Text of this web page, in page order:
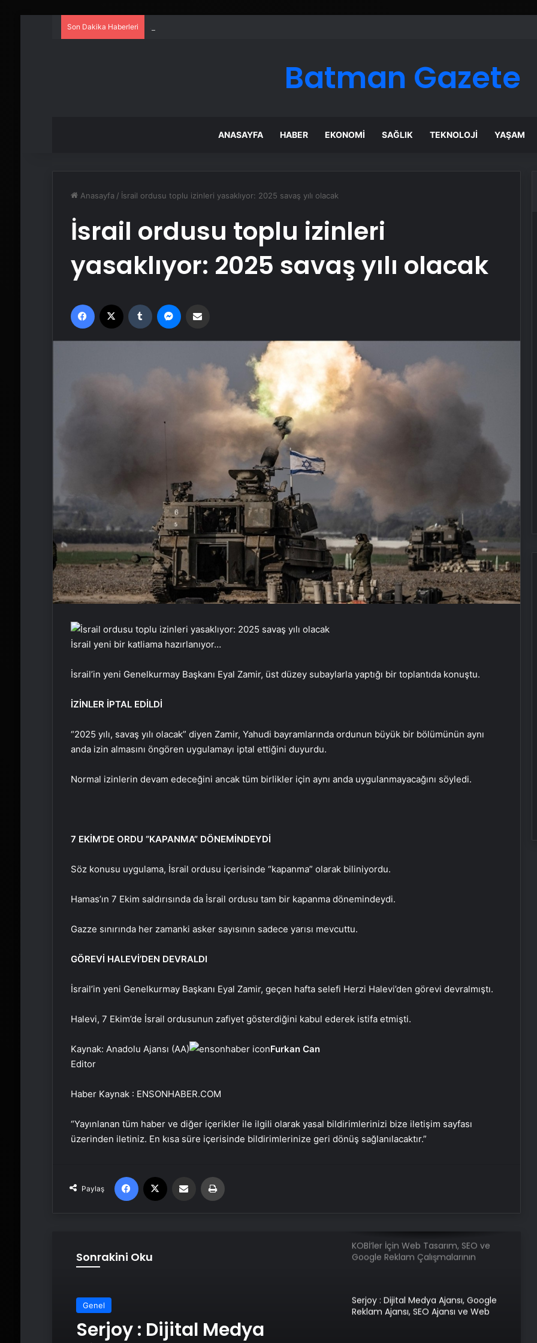
Son Dakika Haberleri
Batman Gazete
ANASAYFA HABER EKONOMI SAĞLIK TEKNOLOJI YAŞAM
Anasayfa / İsrail ordusu toplu izinleri yasaklıyor: 2025 savaş yılı olacak
İsrail ordusu toplu izinleri
yasaklıyor: 2025 savaş yılı olacak
Facebook Tumblr
İsrail yeni bir katliama hazırlanıyor…
İsrail’in yeni Genelkurmay Başkanı Eyal Zamir, üst düzey subaylarla yaptığı bir toplantıda konuştu.
İZİNLER İPTAL EDİLDİ
“2025 yılı, savaş yılı olacak” diyen Zamir, Yahudi bayramlarında ordunun büyük bir bölümünün aynı
anda izin almasını öngören uygulamayı iptal ettiğini duyurdu.
Normal izinlerin devam edeceğini ancak tüm birlikler için aynı anda uygulanmayacağını söyledi.
7 EKİM’DE ORDU “KAPANMA” DÖNEMİNDEYDİ
Söz konusu uygulama, İsrail ordusu içerisinde “kapanma” olarak biliniyordu.
Hamas’ın 7 Ekim saldırısında da İsrail ordusu tam bir kapanma dönemindeydi.
Gazze sınırında her zamanki asker sayısının sadece yarısı mevcuttu.
GÖREVİ HALEVİ’DEN DEVRALDI
İsrail’in yeni Genelkurmay Başkanı Eyal Zamir, geçen hafta selefi Herzi Halevi’den görevi devralmıştı.
Halevi, 7 Ekim’de İsrail ordusunun zafiyet gösterdiğini kabul ederek istifa etmişti.
Kaynak: Anadolu Ajansı (AA)
Furkan Can
Editor
Haber Kaynak : ENSONHABER.COM
“Yayınlanan tüm haber ve diğer içerikler ile ilgili olarak yasal bildirimlerinizi bize iletişim sayfası
üzerinden iletiniz. En kısa süre içerisinde bildirimlerinize geri dönüş sağlanılacaktır.”
Paylaş
Facebook Email'den paylaş
Sonrakini Oku
Genel
Serjoy : Dijital Medya
Koyu Renkli Sert Bir Ağaç Türü
Bulmaca Cevabı – Bulmacada Koyu
Ustalar çırak bulamıyor
KOBİ’ler İçin Web Tasarım, SEO ve
Google Reklam Çalışmalarının
Serjoy : Dijital Medya Ajansı, Google
Reklam Ajansı, SEO Ajansı ve Web